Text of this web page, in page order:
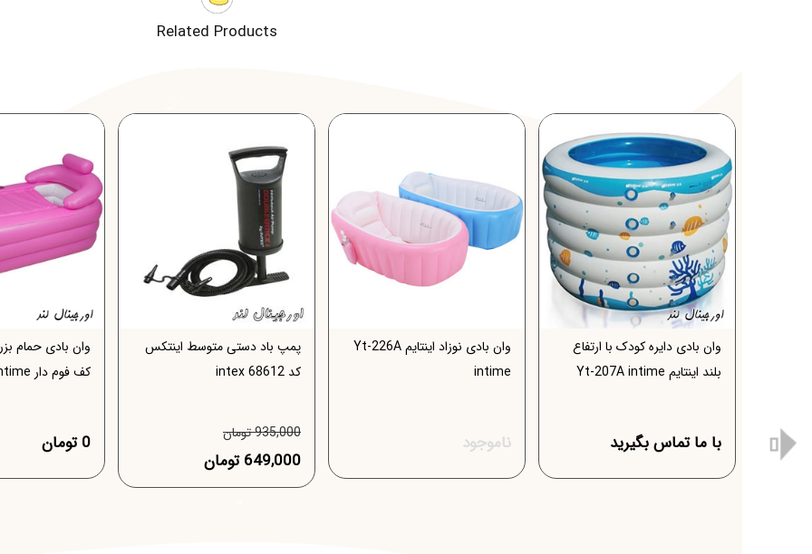
Related Products
وان بادی حمام
کف فوم دار Yt-038A intime
0 تومان
پمپ باد دستی متوسط اینتکس
کد 68612 intex
935,000 تومان
649,000 تومان
وان بادی نوزاد اینتایم Yt-226A
intime
ناموجود
وان بادی دایره کودک با ارتفاع
بلند اینتایم Yt-207A intime
با ما تماس بگیرید